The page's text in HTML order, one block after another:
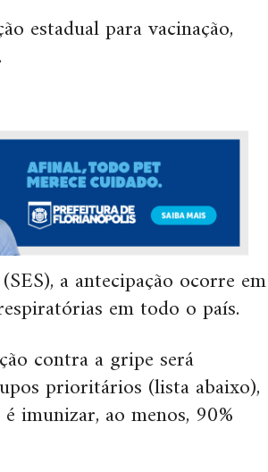
estadual para vacinação,
a antecipação ocorre em
em todo o país.
contra a gripe será
prioritários (lista abaixo),
imunizar, ao menos, 90%